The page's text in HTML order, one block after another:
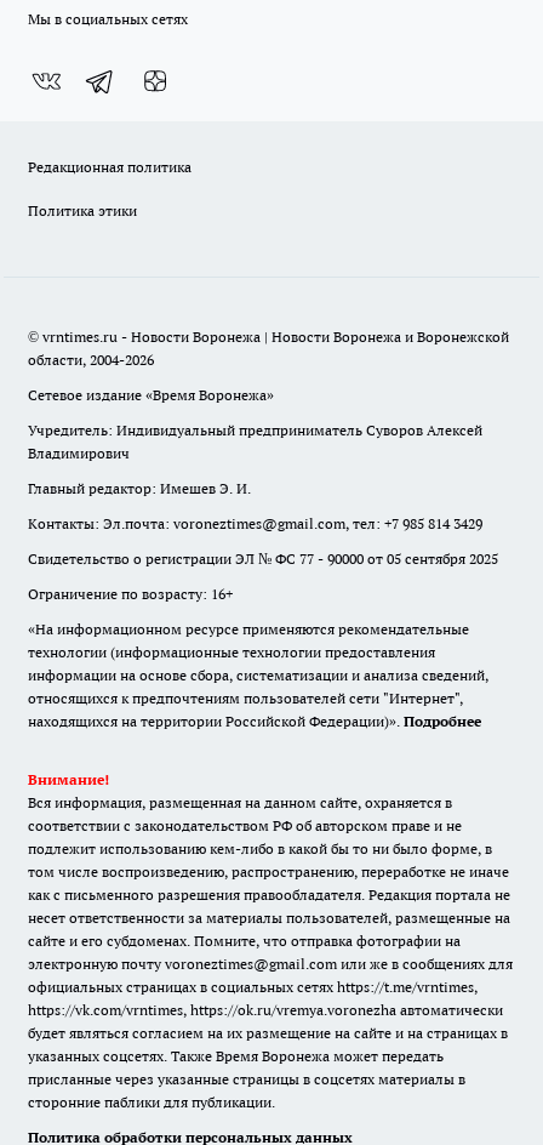
Мы в социальных сетях
Редакционная политика
Политика этики
© vrntimes.ru - Новости Воронежа | Новости Воронежа и Воронежской
области, 2004-2026
Сетевое издание «Время Воронежа»
Учредитель: Индивидуальный предприниматель Суворов Алексей
Владимирович
Главный редактор: Имешев Э. И.
Контакты: Эл.почта: voroneztimes@gmail.com, тел: +7 985 814 3429
Свидетельство о регистрации ЭЛ № ФС 77 - 90000 от 05 сентября 2025
Ограничение по возрасту: 16+
«На информационном ресурсе применяются рекомендательные
технологии (информационные технологии предоставления
информации на основе сбора, систематизации и анализа сведений,
относящихся к предпочтениям пользователей сети "Интернет",
находящихся на территории Российской Федерации)». Подробнее
Внимание!
Вся информация, размещенная на данном сайте, охраняется в
соответствии с законодательством РФ об авторском праве и не
подлежит использованию кем-либо в какой бы то ни было форме, в
том числе воспроизведению, распространению, переработке не иначе
как с письменного разрешения правообладателя. Редакция портала не
несет ответственности за материалы пользователей, размещенные на
сайте и его субдоменах. Помните, что отправка фотографии на
электронную почту voroneztimes@gmail.com или же в сообщениях для
официальных страницах в социальных сетях https://t.me/vrntimes,
https://vk.com/vrntimes, https://ok.ru/vremya.voronezha автоматически
будет являться согласием на их размещение на сайте и на страницах в
указанных соцсетях. Также Время Воронежа может передать
присланные через указанные страницы в соцсетях материалы в
сторонние паблики для публикации.
Политика обработки персональных данных